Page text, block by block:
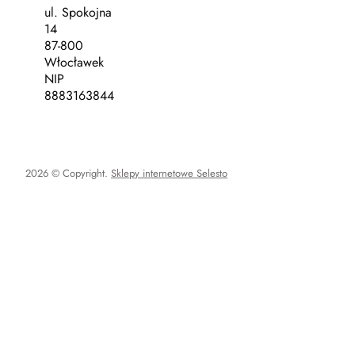
ul. Spokojna
14
87-800
Włocławek
NIP
8883163844
2026 © Copyright. Sklepy internetowe Selesto